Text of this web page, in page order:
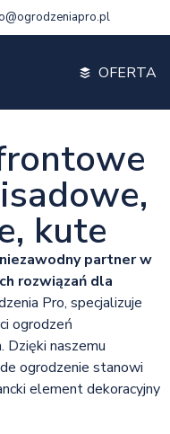
OFERTA
kute
partner w
rozwiązań dla
Pro, specjalizuje
ogrodzeń
Dzięki naszemu
ogrodzenie stanowi
element dekoracyjny